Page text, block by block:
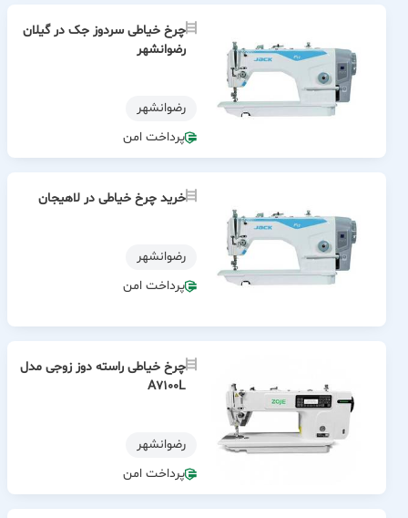
چرخ خیاطی سردوز جک در گیلان
رضوانشهر
رضوانشهر
پرداخت امن
خرید چرخ خیاطی در لاهیجان
رضوانشهر
پرداخت امن
چرخ خیاطی راسته دوز زوجی مدل
A7100L
رضوانشهر
پرداخت امن